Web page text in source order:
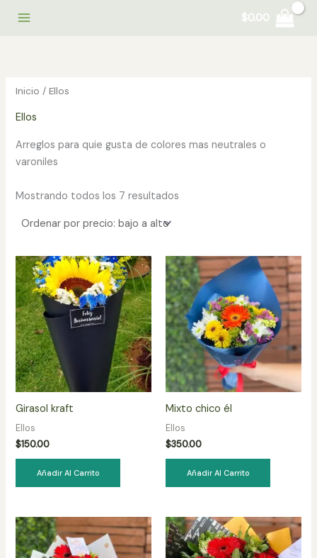
$0.00
Inicio / Ellos
Ellos
Arreglos para quie gusta de colores mas neutrales o
varoniles
Mostrando todos los 7 resultados
Girasol kraft
Ellos
$150.00
Añadir Al Carrito
Mixto chico él
Ellos
$350.00
Añadir Al Carrito